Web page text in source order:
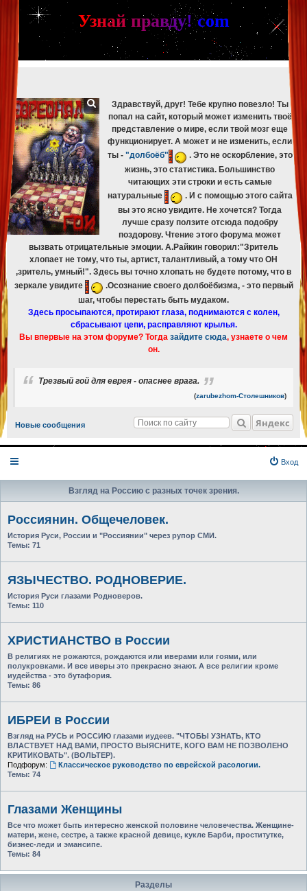
[phpBB Debug] PHP Warning : in file [ROOT]/phpbb/db/driver/mysqli.php
mysqli_fetch_assoc(): Couldn't fetch mysqli_result
[phpBB Debug] PHP Warning: in file[ROOT]/phpbb/db/driver/mysqli.php 329
mysqli_free_result(): Couldn't fetch mysqli_result
[phpBB Debug] PHP Warning
[ROOT]/phpbb/db/driver/mysqli.php on line 265
mysqli_fetch_assoc(): Couldn't fetch mysqli_result
[phpBB Debug] PHP Warning
: in file [ROOT]/phpbb/db/driver/mysqli.php on line329
mysqli_free_result(): Couldn't fetch mysqli_result
Узнай правду! com
Здравствуй, друг! Тебе крупно повезло! Ты
попал на сайт, который может изменить твоё
представление о мире, если твой мозг еще
функционирует. А может и не изменить, если
ты - "долбоёб"
. Это не оскорбление, это
жизнь, это статистика. Большинство
читающих эти строки и есть самые
натуральные
. И с помощью этого сайта
вы это ясно увидите. Не хочется? Тогда
лучше сразу ползите отсюда подобру
поздорову. Чтение этого форума может
вызвать отрицательные эмоции. А.Райкин говорил:"Зритель
хлопает не тому, что ты, артист, талантливый, а тому что ОН
,зритель, умный!". Здесь вы точно хлопать не будете потому, что в
зеркале увидите
.Осознание своего долбоёбизма, - это первый
шаг, чтобы перестать быть мудаком.
Здесь просыпаются, протирают глаза, поднимаются с колен,
сбрасывают цепи, расправляют крылья.
Вы впервые на этом форуме? Тогда зайдите сюда, узнаете о чем
он.
Трезвый гой для еврея - опаснее врага.
(zarubezhom-Столешников)
Новые сообщения Яндекс
Вход
Взгляд на Россию с разных точек зрения.
Россиянин. Общечеловек.
История Руси, России и "Россиянии" через рупор СМИ.
Темы: 71
ЯЗЫЧЕСТВО. РОДНОВЕРИЕ.
История Руси глазами Родноверов.
Темы: 110
ХРИСТИАНСТВО в России
В религиях не рожаются, рождаются или иверами или гоями, или
полукровками. И все иверы это прекрасно знают. А все религии кроме
иудейства - это бутафория.
Темы: 86
ИБРЕИ в России
Взгляд на РУСЬ и РОССИЮ глазами иудеев. "ЧТОБЫ УЗНАТЬ, КТО
ВЛАСТВУЕТ НАД ВАМИ, ПРОСТО ВЫЯСНИТЕ, КОГО ВАМ НЕ ПОЗВОЛЕНО
КРИТИКОВАТЬ". (ВОЛЬТЕР).
Подфорум:
Классическое руководство по еврейской расологии.
Темы: 74
Глазами Женщины
Все что может быть интересно женской половине человечества. Женщине-
матери, жене, сестре, а также красной девице, кукле Барби, проститутке,
бизнес-леди и эмансипе.
Темы: 84
Разделы